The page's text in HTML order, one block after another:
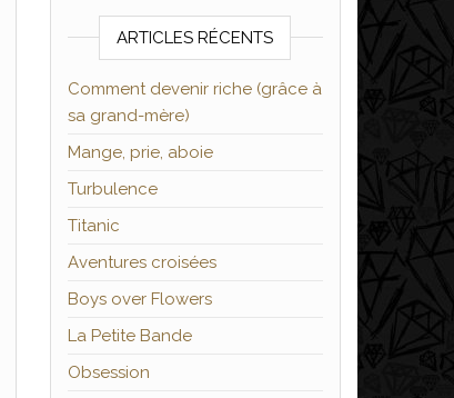
ARTICLES RÉCENTS
Comment devenir riche (grâce à
sa grand-mère)
Mange, prie, aboie
Turbulence
Titanic
Aventures croisées
Boys over Flowers
La Petite Bande
Obsession